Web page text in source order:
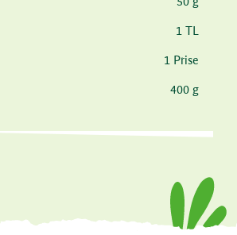
1 TL
1 Prise
400 g